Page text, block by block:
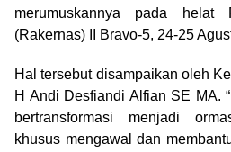
merumuskannya pada helat
(Rakernas) II Bravo-5, 24-25
Hal tersebut disampaikan oleh
H Andi Desfiandi Alfian SE MA.
bertransformasi menjadi
khusus mengawal dan